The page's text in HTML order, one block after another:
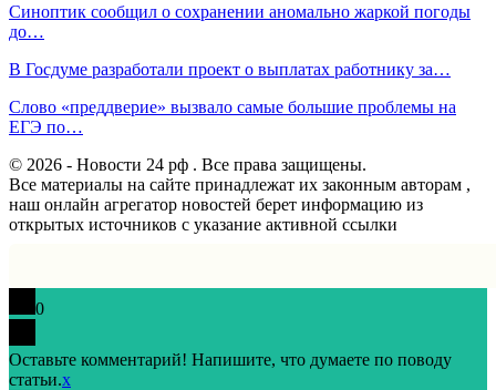
Синоптик сообщил о сохранении аномально жаркой погоды
до…
В Госдуме разработали проект о выплатах работнику за…
Слово «преддверие» вызвало самые большие проблемы на
ЕГЭ по…
© 2026 - Новости 24 рф . Все права защищены.
Все материалы на сайте принадлежат их законным авторам ,
наш онлайн агрегатор новостей берет информацию из
открытых источников с указание активной ссылки
0
Оставьте комментарий! Напишите, что думаете по поводу
статьи.x